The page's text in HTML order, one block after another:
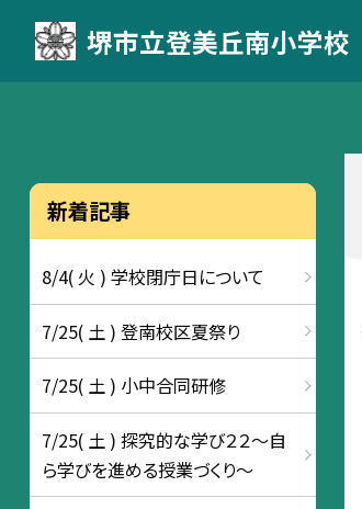
堺市立登美丘南小学校
新着記事
8/4( 火 ) 学校閉庁日について
7/25( 土 ) 登南校区夏祭り
7/25( 土 ) 小中合同研修
7/25( 土 ) 探究的な学び２２～自
ら学びを進める授業づくり～